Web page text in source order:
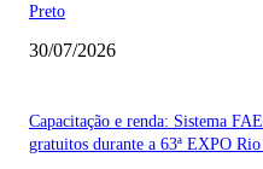
Preto
30/07/2026
Capacitação e renda: Sistema
gratuitos durante a 63ª EXPO